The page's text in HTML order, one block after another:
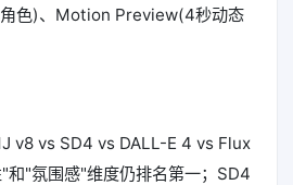
色)、Motion Preview(4秒动态
v8 vs SD4 vs DALL-E 4 vs Flux
"氛围感"维度仍排名第一；SD4